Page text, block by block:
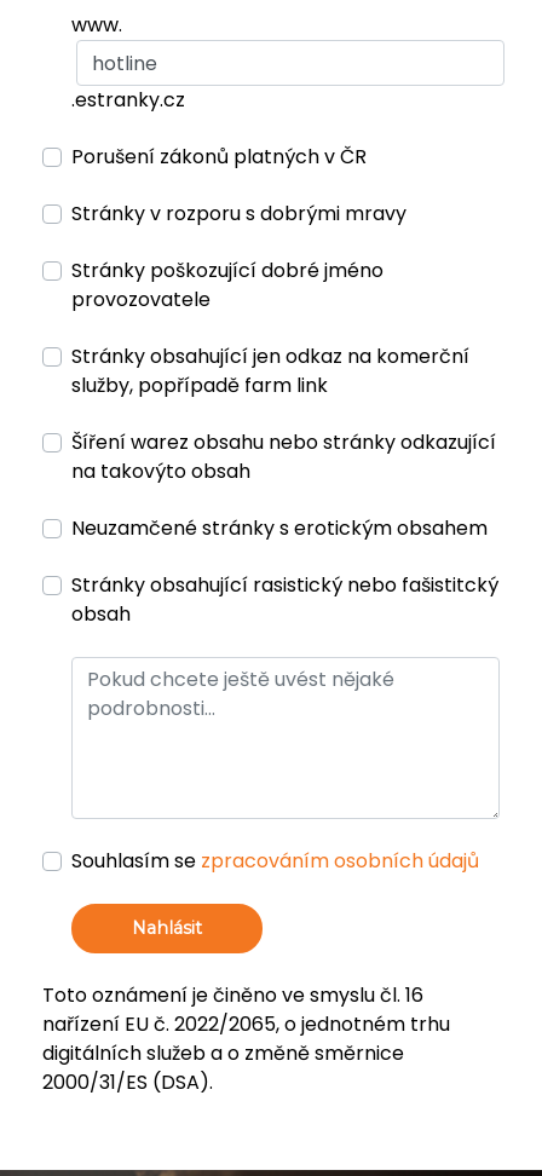
www.
.estranky.cz
Porušení zákonů platných v ČR
Stránky v rozporu s dobrými mravy
Stránky poškozující dobré jméno
provozovatele
Stránky obsahující jen odkaz na komerční
služby, popřípadě farm link
Šíření warez obsahu nebo stránky odkazující
na takovýto obsah
Neuzamčené stránky s erotickým obsahem
Stránky obsahující rasistický nebo fašistitcký
obsah
Souhlasím se zpracováním osobních údajů
Nahlásit
Toto oznámení je činěno ve smyslu čl. 16
nařízení EU č. 2022/2065, o jednotném trhu
digitálních služeb a o změně směrnice
2000/31/ES (DSA).